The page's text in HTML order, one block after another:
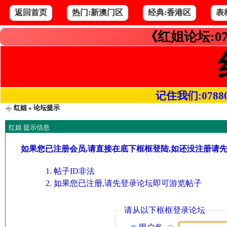
返回首页 热门:新澳门区 经典:香港区 表
《红姐论坛
记住我们
红姐» 论坛提示
红姐 提示信息
如果您已注册会员,请直接在底下框框登陆,如还没注册请
帖子ID非法
如果您已注册,请先登录论坛即可游览帖子
请从以下框框登录论坛